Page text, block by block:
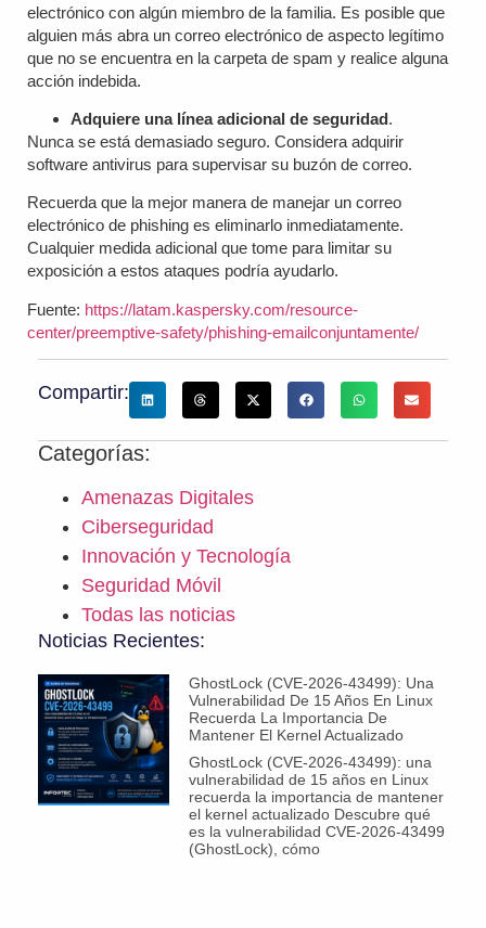
electrónico con algún miembro de la familia. Es posible que
alguien más abra un correo electrónico de aspecto legítimo
que no se encuentra en la carpeta de spam y realice alguna
acción indebida.
Adquiere una línea adicional de seguridad.
Nunca se está demasiado seguro. Considera adquirir
software antivirus para supervisar su buzón de correo.
Recuerda que la mejor manera de manejar un correo
electrónico de phishing es eliminarlo inmediatamente.
Cualquier medida adicional que tome para limitar su
exposición a estos ataques podría ayudarlo.
Fuente: https://latam.kaspersky.com/resource-
center/preemptive-safety/phishing-emailconjuntamente/
Compartir:
Categorías:
Amenazas Digitales
Ciberseguridad
Innovación y Tecnología
Seguridad Móvil
Todas las noticias
Noticias Recientes:
GhostLock (CVE-2026-43499): Una
Vulnerabilidad De 15 Años En Linux
Recuerda La Importancia De
Mantener El Kernel Actualizado
GhostLock (CVE-2026-43499): una
vulnerabilidad de 15 años en Linux
recuerda la importancia de mantener
el kernel actualizado Descubre qué
es la vulnerabilidad CVE-2026-43499
(GhostLock), cómo